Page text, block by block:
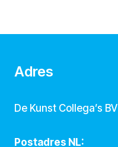
Adres
De Kunst Collega’s BV
Postadres NL: